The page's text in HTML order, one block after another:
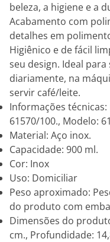
beleza, a higiene e a
Acabamento com
detalhes em
Higiênico e de fácil
seu design. Ideal
diariamente, na
servir café/leite.
Informações
61570/100., Modelo:
Material: Aço inox.
Capacidade: 900 ml.
Cor: Inox
Uso: Domiciliar
Peso aproximado:
do produto com
Dimensões do
cm., Profundidade: